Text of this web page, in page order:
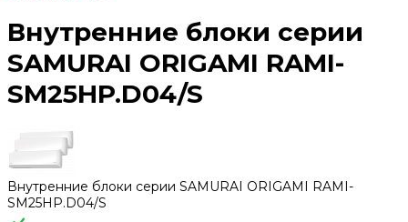
Внутренние блоки серии
SAMURAI ORIGAMI RAMI-
SM25HP.D04/S
Внутренние блоки серии SAMURAI ORIGAMI RAMI-
SM25HP.D04/S